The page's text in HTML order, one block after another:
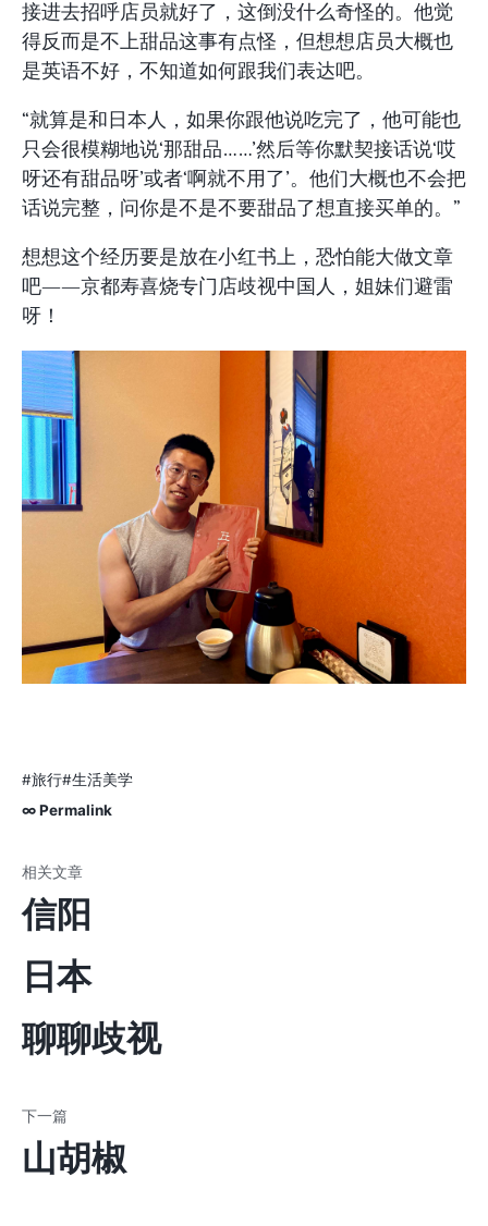
接进去招呼店员就好了，这倒没什么奇怪的。他觉
得反而是不上甜品这事有点怪，但想想店员大概也
是英语不好，不知道如何跟我们表达吧。
“就算是和日本人，如果你跟他说吃完了，他可能也
只会很模糊地说‘那甜品……’然后等你默契接话说‘哎
呀还有甜品呀’或者‘啊就不用了’。他们大概也不会把
话说完整，问你是不是不要甜品了想直接买单的。”
想想这个经历要是放在小红书上，恐怕能大做文章
吧——京都寿喜烧专门店歧视中国人，姐妹们避雷
呀！
#旅行#生活美学
∞ Permalink
信阳
日本
聊聊歧视
山胡椒